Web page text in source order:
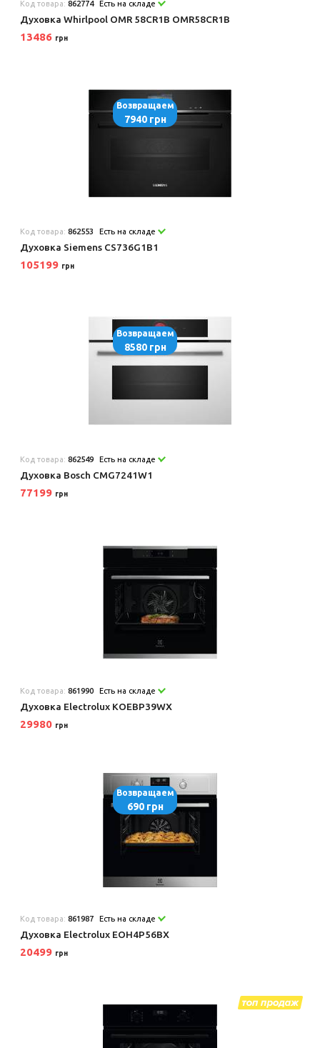
Код товара:862774 Есть на складе
Духовка Whirlpool OMR 58CR1B OMR58CR1B
13486 грн
Возвращаем
7940 грн
Код товара:862553 Есть на складе
Духовка Siemens CS736G1B1
105199 грн
Возвращаем
8580 грн
Код товара:862549 Есть на складе
Духовка Bosch CMG7241W1
77199 грн
Код товара:861990 Есть на складе
Духовка Electrolux KOEBP39WX
29980 грн
Возвращаем
690 грн
Код товара:861987 Есть на складе
Духовка Electrolux EOH4P56BX
20499 грн